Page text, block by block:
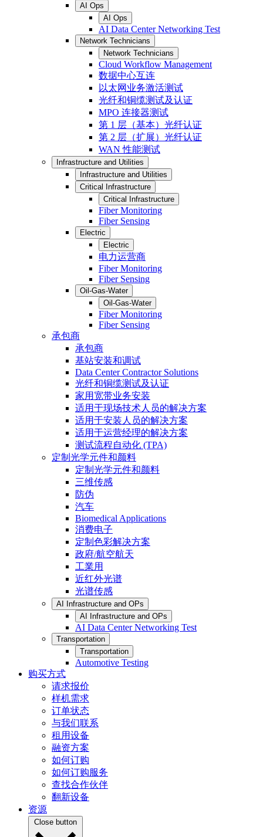
AI Ops
AI Ops
AI Data Center Networking Test
Network Technicians
Network Technicians
Cloud Workflow Management
数据中心互连
以太网业务激活测试
光纤和铜缆测试及认证
MPO 连接器测试
第 1 层（基本）光纤认证
第 2 层（扩展）光纤认证
WAN 性能测试
Infrastructure and Utilities
Infrastructure and Utilities
Critical Infrastructure
Critical Infrastructure
Fiber Monitoring
Fiber Sensing
Electric
Electric
电力运营商
Fiber Monitoring
Fiber Sensing
Oil-Gas-Water
Oil-Gas-Water
Fiber Monitoring
Fiber Sensing
承包商
承包商
基站安装和调试
Data Center Contractor Solutions
光纤和铜缆测试及认证
家用宽带业务安装
适用于现场技术人员的解决方案
适用于安装人员的解决方案
适用于运营经理的解决方案
测试流程自动化 (TPA)
定制光学元件和颜料
定制光学元件和颜料
三维传感
防伪
汽车
Biomedical Applications
消费电子
定制色彩解决方案
政府/航空航天
工業用
近红外光谱
光谱传感
AI Infrastructure and OPs
AI Infrastructure and OPs
AI Data Center Networking Test
Transportation
Transportation
Automotive Testing
购买方式
请求报价
样机需求
订单状态
与我们联系
租用设备
融资方案
如何订购
如何订购服务
查找合作伙伴
翻新设备
资源
Close button